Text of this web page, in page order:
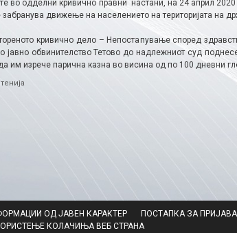
во одделни кривично правни настани, на 24 април
забранува движење на населението на територијата
кривично дело – Непостапување според
јавно обвинителство Тетово до надлежниот суд
им изрече парична казна во висина од по 100 дневни
ОД ЈАВЕН КАРАКТЕР ПОСТАПКА ЗА
КОЛАЧИЊА ВЕБ СТРАНА